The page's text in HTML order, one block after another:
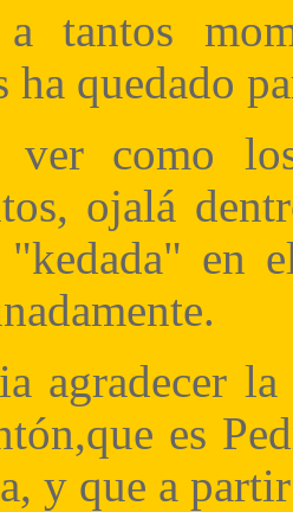
a tantos
ha quedado
ver como
ojalá
"kedada" en
agradecer
es
y que a